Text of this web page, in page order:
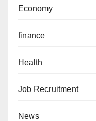
Economy
finance
Health
Job Recruitment
News